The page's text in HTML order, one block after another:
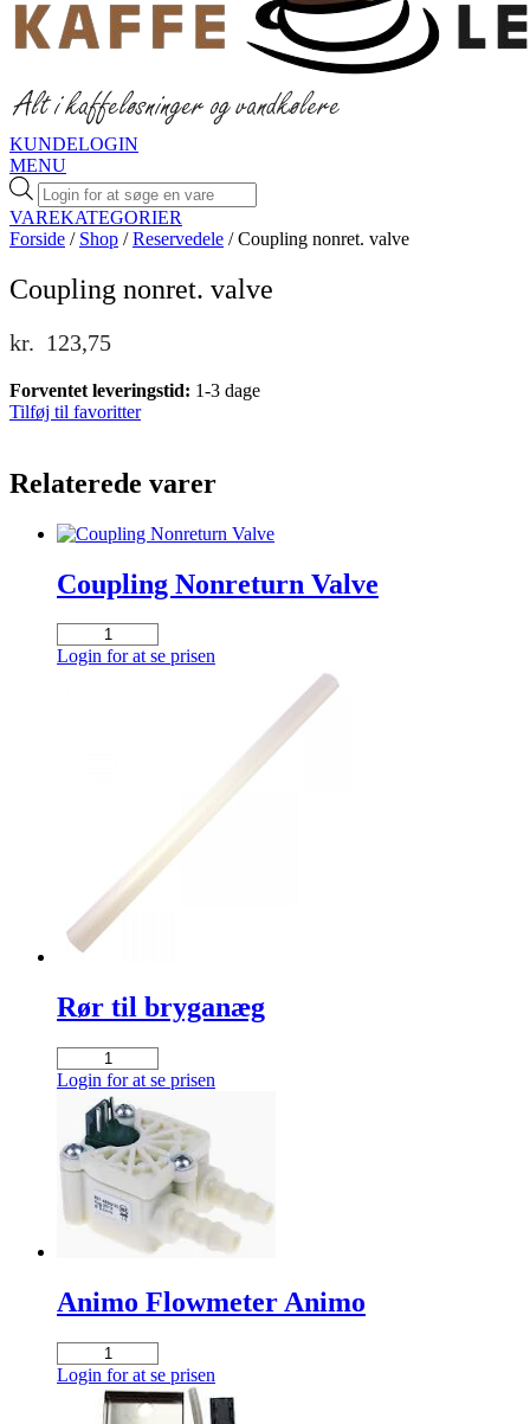
KUNDELOGIN
MENU
Products
search
VAREKATEGORIER
Forside / Shop /Reservedele / Coupling nonret. valve
Coupling nonret. valve
kr. 123,75
Forventet leveringstid: 1-3 dage
Tilføj til favoritter
Relaterede varer
Coupling Nonreturn Valve
Coupling
Nonreturn
Login for at se prisen
Rør til bryganæg
til
bryganæg
antal
Login for at se prisen
Animo Flowmeter Animo
Animo
Flowmeter
Animo
Login for at se prisen